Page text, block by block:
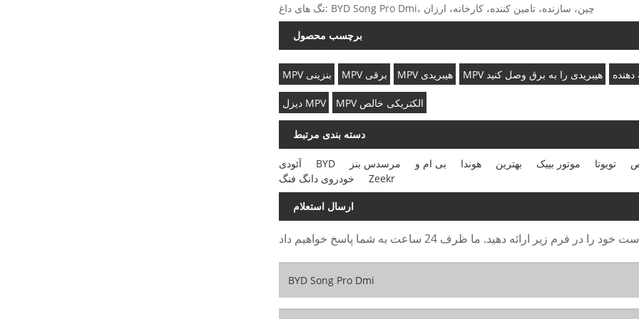
تگ های داغ: BYD Song Pro Dmi، چین، سازنده، تامین کننده، کارخانه، ارزان
برچسب محصول
MPV بنزینی MPV برقی MPV هیبریدی MPV هیبریدی را به برق وصل کنید
دیزل MPV MPV الکتریکی خالص
دسته بندی مرتبط
آئودی BYD مرسدس بنز بی ام و هوندا بهترین موتور بییک تویوتا
خودروی دانگ فنگ
Zeekr
ارسال استعلام